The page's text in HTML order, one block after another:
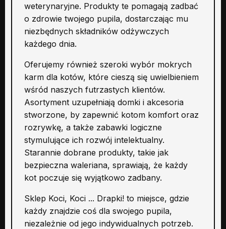
weterynaryjne. Produkty te pomagają zadbać
o zdrowie twojego pupila, dostarczając mu
niezbędnych składników odżywczych
każdego dnia.
Oferujemy również szeroki wybór mokrych
karm dla kotów, które cieszą się uwielbieniem
wśród naszych futrzastych klientów.
Asortyment uzupełniają domki i akcesoria
stworzone, by zapewnić kotom komfort oraz
rozrywkę, a także zabawki logiczne
stymulujące ich rozwój intelektualny.
Starannie dobrane produkty, takie jak
bezpieczna waleriana, sprawiają, że każdy
kot poczuje się wyjątkowo zadbany.
Sklep Koci, Koci ... Drapki! to miejsce, gdzie
każdy znajdzie coś dla swojego pupila,
niezależnie od jego indywidualnych potrzeb.